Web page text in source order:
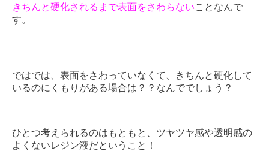
きちんと硬化されるまで表面をさわらないことなんで
す。
ではでは、表面をさわっていなくて、きちんと硬化して
いるのにくもりがある場合は？？なんででしょう？
ひとつ考えられるのはもともと、ツヤツヤ感や透明感の
よくないレジン液だということ！